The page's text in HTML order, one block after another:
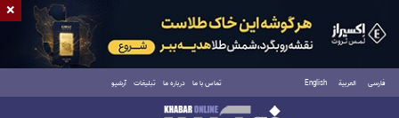
فارسی العربية English تماس با ما درباره ما تبلیغات آرشیو
جمعه ۱۶ مرداد ۱۴۰۵
×